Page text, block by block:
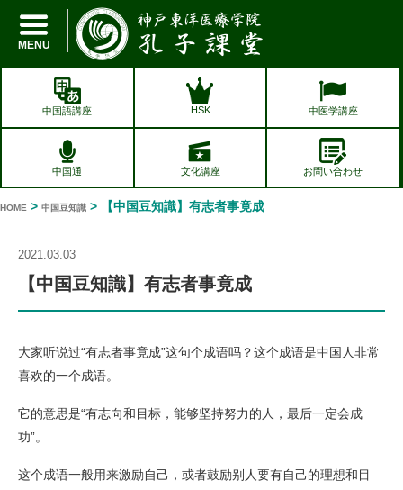
MENU
中国語講座 HSK 中医学講座
中国通 文化講座 お問い合わせ
HOME > 中国豆知識 > 【中国豆知識】有志者事竟成
2021.03.03
【中国豆知識】有志者事竟成
大家听说过“有志者事竟成”这句个成语吗？这个成语是中国人非常
喜欢的一个成语。
它的意思是“有志向和目标，能够坚持努力的人，最后一定会成
功”。
这个成语一般用来激励自己，或者鼓励别人要有自己的理想和目